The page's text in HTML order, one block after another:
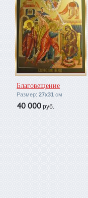
Благовещение
Размер: 27х31 см
40 000 руб.